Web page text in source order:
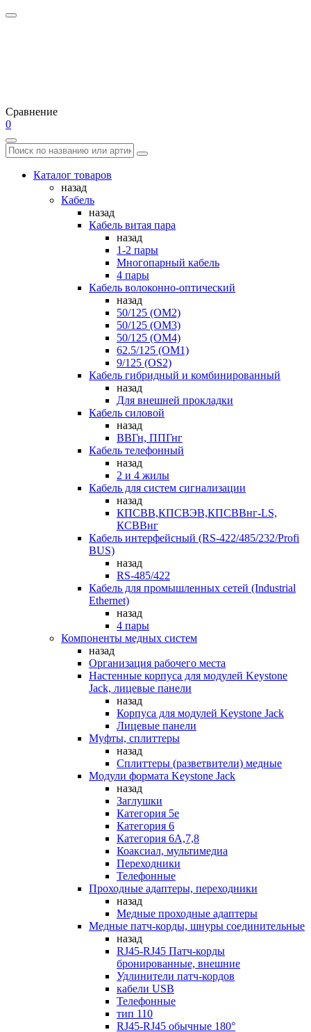
Сравнение
0
Каталог товаров
назад
Кабель
назад
Кабель витая пара
назад
1-2 пары
Многопарный кабель
4 пары
Кабель волоконно-оптический
назад
50/125 (OM2)
50/125 (OM3)
50/125 (OM4)
62.5/125 (OM1)
9/125 (OS2)
Кабель гибридный и комбинированный
назад
Для внешней прокладки
Кабель силовой
назад
ВВГн, ППГнг
Кабель телефонный
назад
2 и 4 жилы
Кабель для систем сигнализации
назад
КПСВВ,КПСВЭВ,КПСВВнг-LS,
КСВВнг
Кабель интерфейсный (RS-422/485/232/Profi
BUS)
назад
RS-485/422
Кабель для промышленных сетей (Industrial
Ethernet)
назад
4 пары
Компоненты медных систем
назад
Организация рабочего места
Настенные корпуса для модулей Keystone
Jack, лицевые панели
назад
Корпуса для модулей Keystone Jack
Лицевые панели
Муфты, сплиттеры
назад
Сплиттеры (разветвители) медные
Модули формата Keystone Jack
назад
Заглушки
Категория 5е
Категория 6
Категория 6А,7,8
Коаксиал, мультимедиа
Переходники
Телефонные
Проходные адаптеры, переходники
назад
Медные проходные адаптеры
Медные патч-корды, шнуры соединительные
назад
RJ45-RJ45 Патч-корды
бронированные, внешние
Удлинители патч-кордов
кабели USB
Телефонные
тип 110
RJ45-RJ45 обычные 180°